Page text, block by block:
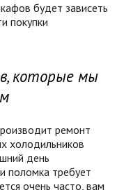
будет зависеть
покупки
которые мы
ремонт
холодильников
день
поломка требует
очень часто, вам